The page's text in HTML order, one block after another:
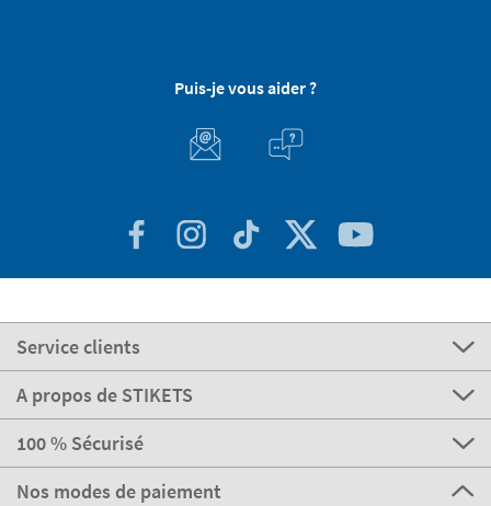
Puis-je vous aider ?
Service clients
A propos de STIKETS
100 % Sécurisé
Nos modes de paiement